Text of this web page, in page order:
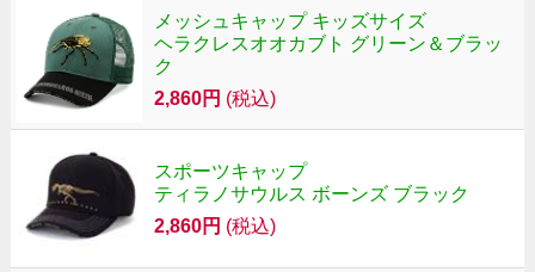
メッシュキャップ キッズサイズ
ヘラクレスオオカブト グリーン＆ブラッ
ク
2,860円 (税込)
スポーツキャップ
ティラノサウルス ボーンズ ブラック
2,860円 (税込)